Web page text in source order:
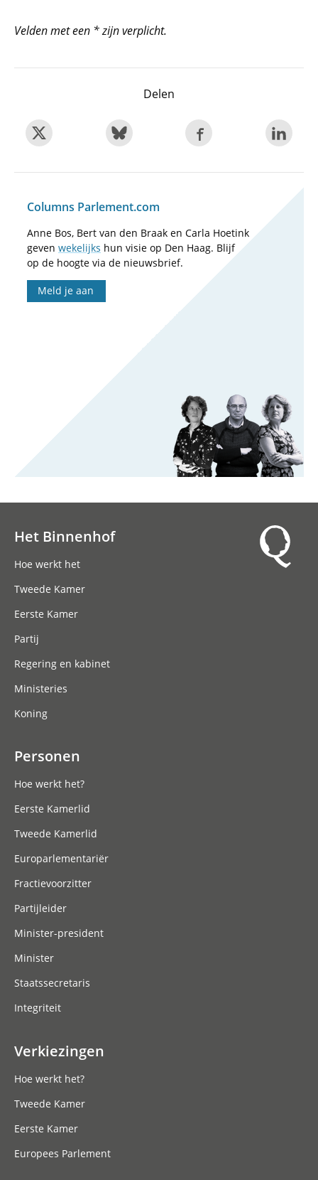
Velden met een * zijn verplicht.
Delen
Columns Parlement.com
Anne Bos, Bert van den Braak en Carla Hoetink
geven wekelijks hun visie op Den Haag. Blijf
op de hoogte via de nieuwsbrief.
Meld je aan
Het Binnenhof
Hoe werkt het
Tweede Kamer
Eerste Kamer
Partij
Regering en kabinet
Ministeries
Koning
Personen
Hoe werkt het?
Eerste Kamerlid
Tweede Kamerlid
Europarlementariër
Fractievoorzitter
Partijleider
Minister-president
Minister
Staatssecretaris
Integriteit
Verkiezingen
Hoe werkt het?
Tweede Kamer
Eerste Kamer
Europees Parlement